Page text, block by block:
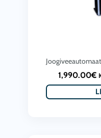
1,990.00€